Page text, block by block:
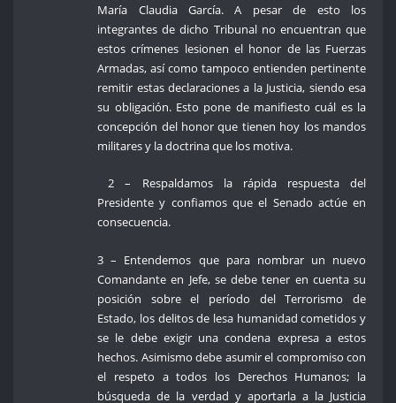
María Claudia García. A pesar de esto los
integrantes de dicho Tribunal no encuentran que
estos crímenes lesionen el honor de las Fuerzas
Armadas, así como tampoco entienden pertinente
remitir estas declaraciones a la Justicia, siendo esa
su obligación. Esto pone de manifiesto cuál es la
concepción del honor que tienen hoy los mandos
militares y la doctrina que los motiva.
2 – Respaldamos la rápida respuesta del
Presidente y confiamos que el Senado actúe en
consecuencia.
3 – Entendemos que para nombrar un nuevo
Comandante en Jefe, se debe tener en cuenta su
posición sobre el período del Terrorismo de
Estado, los delitos de lesa humanidad cometidos y
se le debe exigir una condena expresa a estos
hechos. Asimismo debe asumir el compromiso con
el respeto a todos los Derechos Humanos; la
búsqueda de la verdad y aportarla a la Justicia